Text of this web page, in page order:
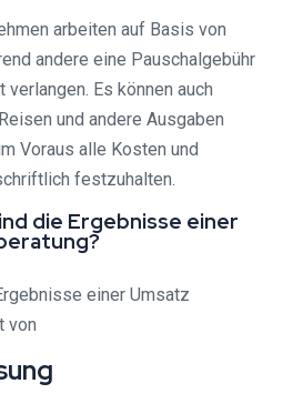
arbeiten auf Basis von
andere eine Pauschalgebühr
Es können auch
und andere Ausgaben
Voraus alle Kosten und
festzuhalten.
die Ergebnisse einer
einer Umsatz
von